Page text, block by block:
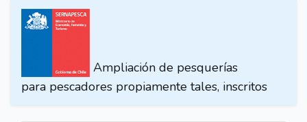
Ampliación de pesquerías
para pescadores propiamente tales, inscritos